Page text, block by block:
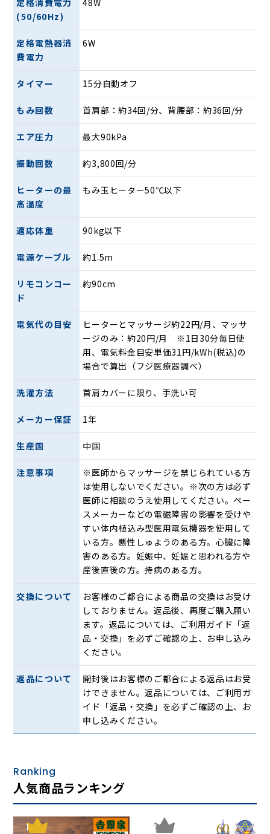
背腰ほぐしゆらぎメカ
10個のもみ玉を採用し、背中と腰まわりをパワフルにもみほ
ージを体感できます。 「ほぐしもみ」「ゆらぎもみ」「背す
じのばし」の3種類のマッサージを選択することができ、も
み玉の上下の調整も可能。お好みの高さに合わせることがで
きます。
ほぐしもみ・・・左右アームが同時に弧を描くような動きで
しっかり身体をもみこみます。
ゆらぎもみ・・・左右アームを半回転ずれした動きで左右に
背すじのばし・・・背腰メカが伸ばすように上下移動を繰り
もみ玉ヒーター搭載機能
「背腰ほぐしゆらぎメカ」のもみ玉にヒーター機能を搭載
し、背中と腰まわりを広範囲にあたためマッサージをサポー
ヒーターの動作状態により、もみ玉の色が変化。ヒーターを
入れるともみ玉は赤色に発光し、ヒーターを切ると緑色に発
座面バイブ機能
座面にバイブレーターを搭載し、臀部をやさしくほぐしま
す。バイブレーターは入り切りが可能です。
腰横と座面に合計6枚のエアーバッグを搭載。「もみ」と
「ひねり」の2種類のマッサージで、骨盤まわりをもみほぐ
します。エアーマッサージの強弱は3段階で調節できます。
(50/60Hz)
定格電熱器消
費電力
6W
タイマー 15分自動オフ
もみ回数 首肩部：約34回/分、背腰部：約36回/分
エア圧力 最大90kPa
振動回数 約3,800回/分
ヒーターの最
高温度
もみ玉ヒーター50℃以下
適応体重 90kg以下
電源ケーブル 約1.5m
リモコンコー
ド
約90cm
電気代の目安
ヒーターとマッサージ約22円/月、マッサ
ージのみ：約20円/月 ※1日30分毎日使
用、電気料金目安単価31円/kWh(税込)の
場合で算出（フジ医療器調べ）
洗濯方法 首肩カバーに限り、手洗い可
メーカー保証 1年
生産国 中国
注意事項
※医師からマッサージを禁じられている方
は使用しないでください。※次の方は必ず
医師に相談のうえ使用してください。ペー
スメーカーなどの電磁障害の影響を受けや
すい体内植込み型医用電気機器を使用して
いる方。悪性しゅようのある方。心臓に障
害のある方。妊娠中、妊娠と思われる方や
産後直後の方。持病のある方。
交換について
お客様のご都合による商品の交換はお受け
しておりません。返品後、再度ご購入願い
ます。返品については、ご利用ガイド「返
品・交換」を必ずご確認の上、お申し込み
ください。
返品について
開封後はお客様のご都合による返品はお受
けできません。返品については、ご利用ガ
イド「返品・交換」を必ずご確認の上、お
申し込みください。
Ranking
人気商品ランキング
1 2